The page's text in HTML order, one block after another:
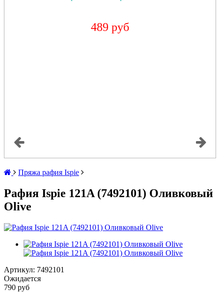
489 руб
Пряжа рафия Ispie
Рафия Ispie 121A (7492101) Оливковый
Olive
Артикул: 7492101
Ожидается
790 руб